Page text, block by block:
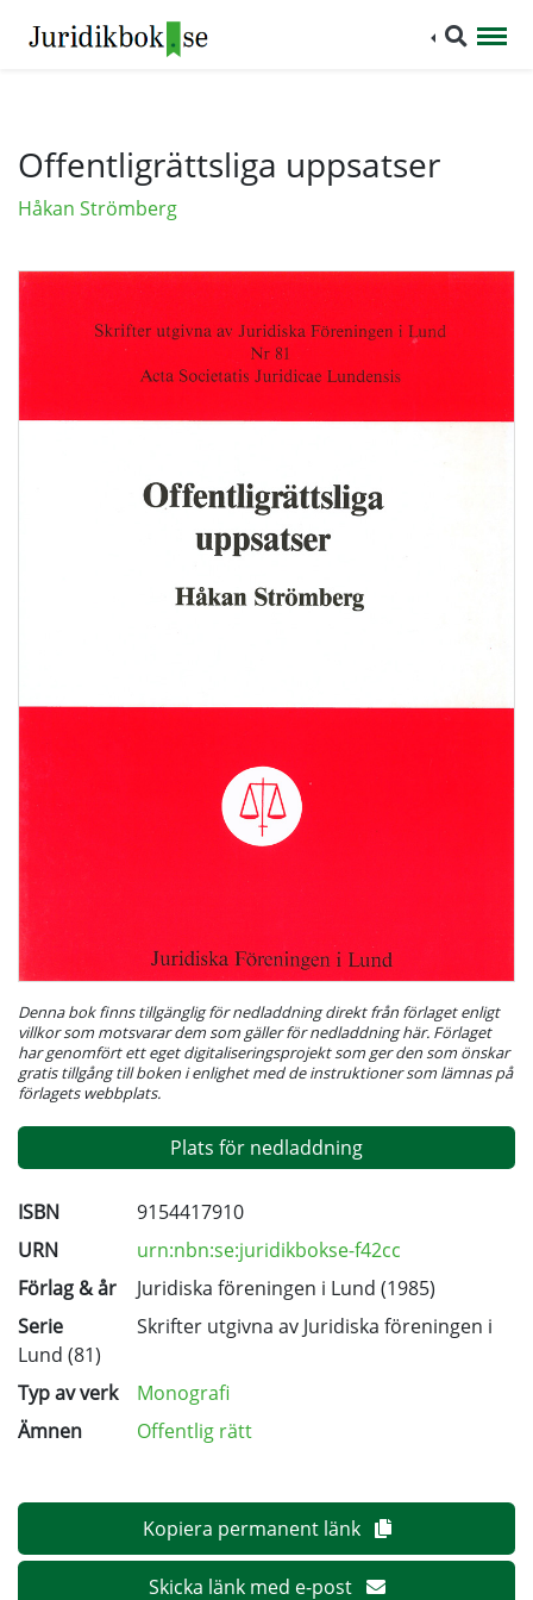
Offentligrättsliga uppsatser
Håkan Strömberg
Denna bok finns tillgänglig för nedladdning direkt från förlaget enligt
villkor som motsvarar dem som gäller för nedladdning här. Förlaget
har genomfört ett eget digitaliseringsprojekt som ger den som önskar
gratis tillgång till boken i enlighet med de instruktioner som lämnas på
förlagets webbplats.
Plats för nedladdning
ISBN
9154417910
URN
urn:nbn:se:juridikbokse-f42cc
Förlag & år
Juridiska föreningen i Lund (1985)
Serie
Skrifter utgivna av Juridiska föreningen i
Lund (81)
Typ av verk
Monografi
Ämnen
Offentlig rätt
Kopiera permanent länk
Skicka länk med e-post